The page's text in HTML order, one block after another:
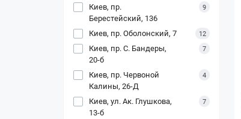
Киев, пр.
Берестейский, 136
9
Киев, пр. Оболонский, 7 12
Киев, пр. С. Бандеры,
20-б
7
Киев, пр. Червоной
Калины, 26-Д
4
Киев, ул. Ак. Глушкова,
13-б
7